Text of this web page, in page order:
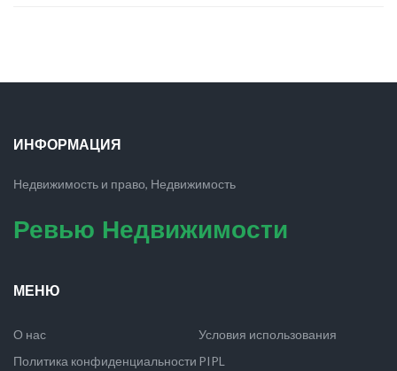
ИНФОРМАЦИЯ
Недвижимость и право, Недвижимость
Ревью Недвижимости
МЕНЮ
О нас
Условия использования
Политика конфиденциальности PIPL